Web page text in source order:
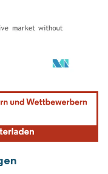
Namensnennung gemäß